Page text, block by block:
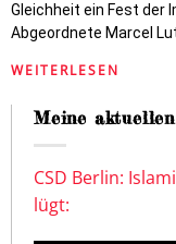
Gleichheit ein Fest der
Abgeordnete Marcel
WEITERLESEN
Meine
CSD Berlin:
lügt: